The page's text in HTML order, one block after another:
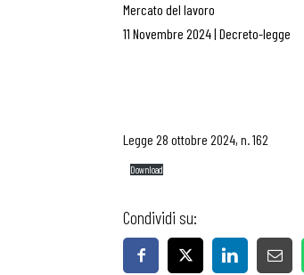
Mercato del lavoro
11 Novembre 2024| Decreto-legge
Legge 28 ottobre 2024, n. 162
Download
Condividi su: